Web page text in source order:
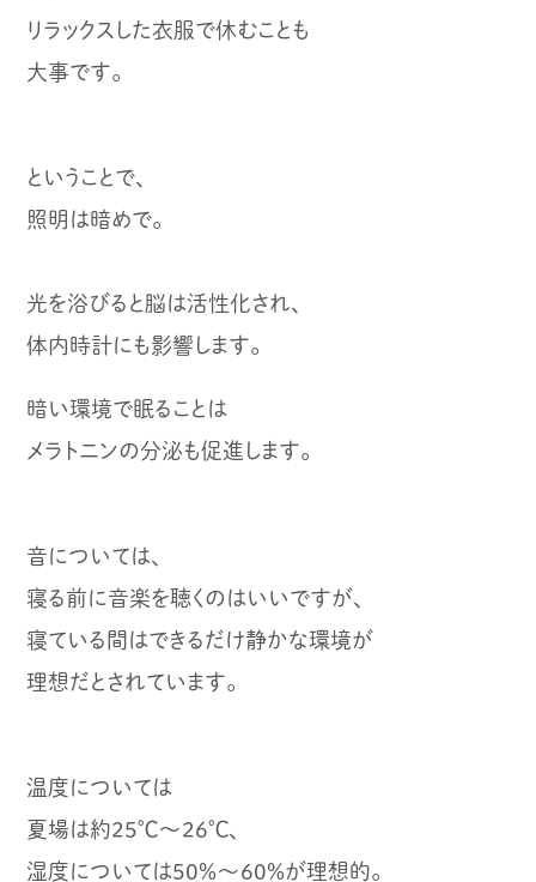
リラックスした衣服で休むことも
大事です。
ということで、
照明は暗めで。
光を浴びると脳は活性化され、
体内時計にも影響します。
暗い環境で眠ることは
メラトニンの分泌も促進します。
音については、
寝る前に音楽を聴くのはいいですが、
寝ている間はできるだけ静かな環境が
理想だとされています。
温度については
夏場は約25℃～26℃、
湿度については50％～60％が理想的。